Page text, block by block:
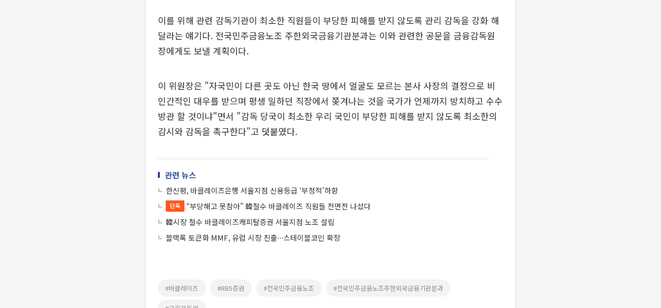
이를 위해 관련 감독기관이 최소한 직원들이 부당한 피해를 받지 않도록 관리 감독을 강화 해
달라는 얘기다. 전국민주금융노조 주한외국금융기관분과는 이와 관련한 공문을 금융감독원
장에게도 보낼 계획이다.
이 위원장은 "자국민이 다른 곳도 아닌 한국 땅에서 얼굴도 모르는 본사 사장의 결정으로 비
인간적인 대우를 받으며 평생 일하던 직장에서 쫒겨나는 것을 국가가 언제까지 방치하고 수수
방관 할 것이냐"면서 "감독 당국이 최소한 우리 국민이 부당한 피해를 받지 않도록 최소한의
감시와 감독을 촉구한다"고 덧붙였다.
관련 뉴스
한신평, 바클레이즈은행 서울지점 신용등급 ‘부정적’하향
단독
“부당해고 못참아” 韓철수 바클레이즈 직원들 전면전 나섰다
韓시장 철수 바클레이즈캐피탈증권 서울지점 노조 설립
블랙록 토큰화 MMF, 유럽 시장 진출∙∙∙스테이블코인 확장
#바클레이즈 #RBS증권 #전국민주금융노조 #전국민주금융노조주한외국금융기관분과